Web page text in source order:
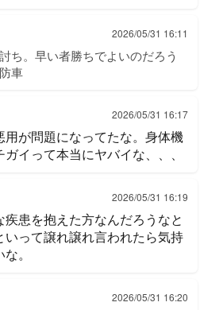
2026/05/31 16:11
ち。早い者勝ちでよいのだろう
車
2026/05/31 16:17
用が問題になってたな。身体機
イって本当にヤバイな、、、
2026/05/31 16:19
患を抱えた方なんだろうなと
いって譲れ譲れ言われたら気持
。
2026/05/31 16:20